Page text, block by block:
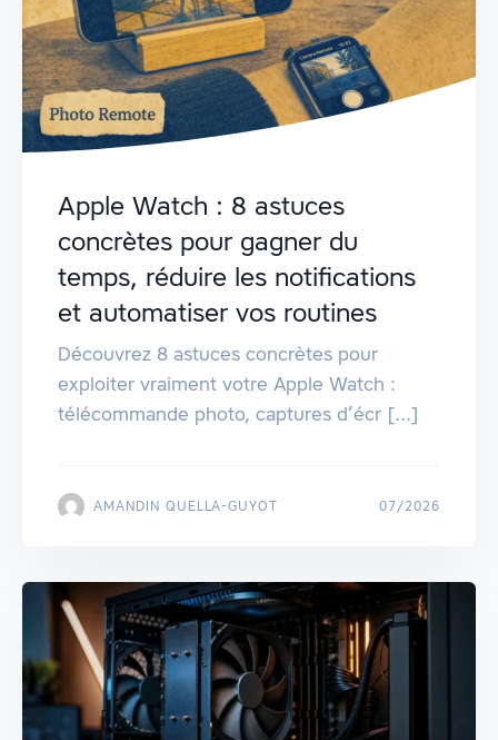
Apple Watch : 8 astuces
concrètes pour gagner du
temps, réduire les notifications
et automatiser vos routines
Découvrez 8 astuces concrètes pour
exploiter vraiment votre Apple Watch :
télécommande photo, captures d’écr [...]
AMANDIN QUELLA-GUYOT 07/2026